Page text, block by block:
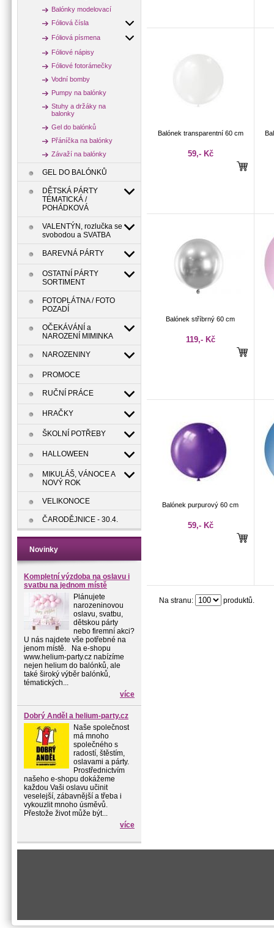
Balónky modelovací
Fóliová čísla
Fóliová písmena
Fóliové nápisy
Fóliové fotorámečky
Vodní bomby
Pumpy na balónky
Stuhy a držáky na
balonky
Gel do balónků
Přáníčka na balónky
Závaží na balónky
GEL DO BALÓNKŮ
DĚTSKÁ PÁRTY
TÉMATICKÁ /
POHÁDKOVÁ
VALENTÝN, rozlučka se
svobodou a SVATBA
BAREVNÁ PÁRTY
OSTATNÍ PÁRTY
SORTIMENT
FOTOPLÁTNA / FOTO
POZADÍ
OČEKÁVÁNÍ a
NAROZENÍ MIMINKA
NAROZENINY
PROMOCE
RUČNÍ PRÁCE
HRAČKY
ŠKOLNÍ POTŘEBY
HALLOWEEN
MIKULÁŠ, VÁNOCE A
NOVÝ ROK
VELIKONOCE
ČARODĚJNICE - 30.4.
Novinky
Kompletní výzdoba na oslavu i
svatbu na jednom místě
Plánujete
narozeninovou
oslavu, svatbu,
dětskou párty
nebo firemní akci?
U nás najdete vše potřebné na
jenom místě. Na e-shopu
www.helium-party.cz nabízíme
nejen helium do balónků, ale
také široký výběr balónků,
tématických...
více
Dobrý Anděl a helium-party.cz
Naše společnost
má mnoho
společného s
radostí, štěstím,
oslavami a párty.
Prostřednictvím
našeho e-shopu dokážeme
každou Vaši oslavu učinit
veselejší, zábavnější a třeba i
vykouzlit mnoho úsměvů.
Přestože život může být...
více
Balónek transparentní 60 cm
59,- Kč
Balónek stříbrný 60 cm
119,- Kč
Balónek purpurový 60 cm
59,- Kč
Na stranu: produktů.